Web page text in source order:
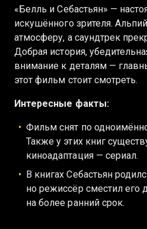
«Белль и Себастьян» —
искушённого зрителя.
атмосферу, а саундтрек
Добрая история,
внимание к деталям —
этот фильм стоит смотреть.
Интересные факты:
Фильм снят по
Также у этих книг
киноадаптация — сериал.
В книгах Себастьян
но режиссёр сместил его
на более ранний срок.